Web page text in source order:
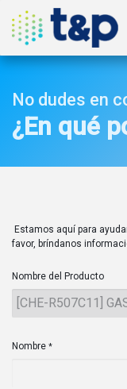
No dudes en
¿En qué
Estamos aquí para
favor, bríndanos
Nombre del Producto
Nombre *